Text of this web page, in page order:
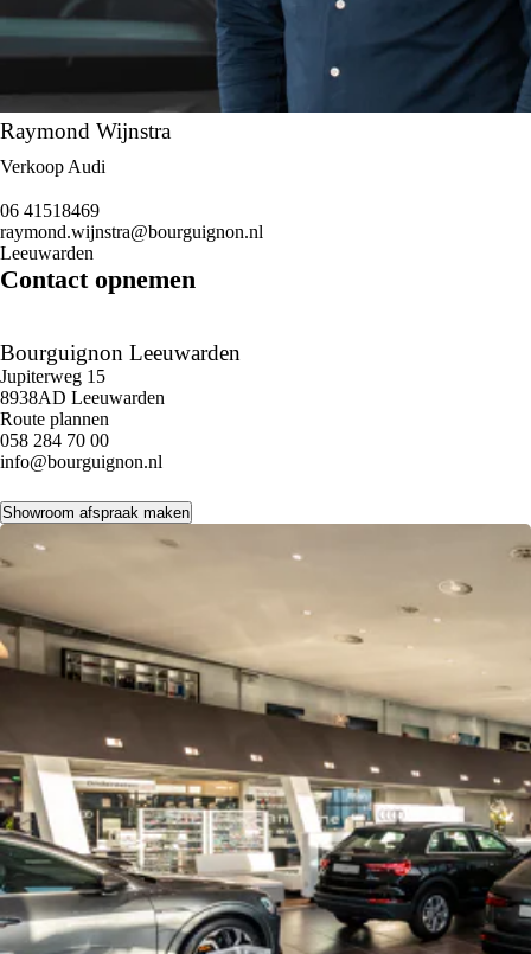
Raymond Wijnstra
Verkoop Audi
06 41518469
raymond.wijnstra@bourguignon.nl
Leeuwarden
Contact opnemen
Bourguignon Leeuwarden
Jupiterweg 15
8938AD Leeuwarden
Route plannen
058 284 70 00
info@bourguignon.nl
Showroom afspraak maken